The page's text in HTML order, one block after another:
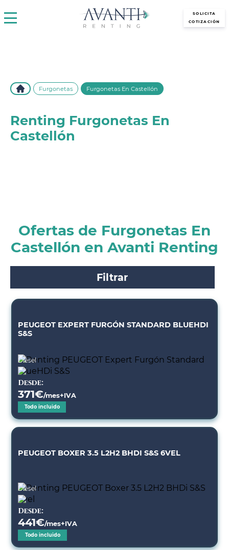
SOLICITA
COTIZACIÓN
Furgonetas Furgonetas En Castellón
Renting Furgonetas En
Castellón
Ofertas de Furgonetas En
Castellón en Avanti Renting
Filtrar
PEUGEOT EXPERT FURGÓN STANDARD BLUEHDI
S&S
Diésel
Desde:
371€/mes+IVA
Todo incluido
PEUGEOT BOXER 3.5 L2H2 BHDI S&S 6VEL
Diésel
Desde:
441€/mes+IVA
Todo incluido